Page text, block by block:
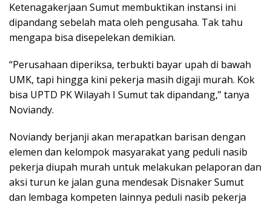
Ketenagakerjaan Sumut membuktikan instansi ini
dipandang sebelah mata oleh pengusaha. Tak tahu
mengapa bisa disepelekan demikian.
“Perusahaan diperiksa, terbukti bayar upah di bawah
UMK, tapi hingga kini pekerja masih digaji murah. Kok
bisa UPTD PK Wilayah I Sumut tak dipandang,” tanya
Noviandy.
Noviandy berjanji akan merapatkan barisan dengan
elemen dan kelompok masyarakat yang peduli nasib
pekerja diupah murah untuk melakukan pelaporan dan
aksi turun ke jalan guna mendesak Disnaker Sumut
dan lembaga kompeten lainnya peduli nasib pekerja